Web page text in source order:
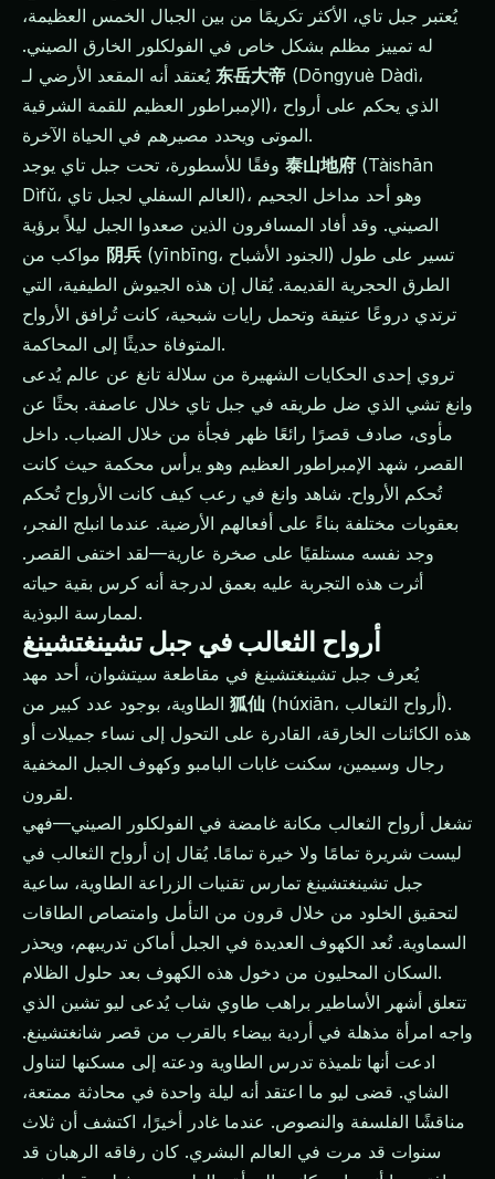
يُعتبر جبل تاي، الأكثر تكريمًا من بين الجبال الخمس العظيمة،
له تمييز مظلم بشكل خاص في الفولكلور الخارق الصيني.
يُعتقد أنه المقعد الأرضي لـ 东岳大帝 (Dōngyuè Dàdì،
الإمبراطور العظيم للقمة الشرقية)، الذي يحكم على أرواح
الموتى ويحدد مصيرهم في الحياة الآخرة.
泰山地府 (Tàishān
Dìfǔ، العالم السفلي لجبل تاي)، وهو أحد مداخل الجحيم
الصيني. وقد أفاد المسافرون الذين صعدوا الجبل ليلاً برؤية
阴兵 (yīnbīng، الجنود الأشباح) تسير على طول
الطرق الحجرية القديمة. يُقال إن هذه الجيوش الطيفية، التي
ترتدي دروعًا عتيقة وتحمل رايات شبحية، كانت تُرافق الأرواح
المتوفاة حديثًا إلى المحاكمة.
تروي إحدى الحكايات الشهيرة من سلالة تانغ عن عالم يُدعى
وانغ تشي الذي ضل طريقه في جبل تاي خلال عاصفة. بحثًا عن
مأوى، صادف قصرًا رائعًا ظهر فجأة من خلال الضباب. داخل
القصر، شهد الإمبراطور العظيم وهو يرأس محكمة حيث كانت
تُحكم الأرواح. شاهد وانغ في رعب كيف كانت الأرواح تُحكم
بعقوبات مختلفة بناءً على أفعالهم الأرضية. عندما انبلج الفجر،
وجد نفسه مستلقيًا على صخرة عارية—لقد اختفى القصر.
أثرت هذه التجربة عليه بعمق لدرجة أنه كرس بقية حياته
لممارسة البوذية.
أرواح الثعالب في جبل تشينغتشينغ
يُعرف جبل تشينغتشينغ في مقاطعة سيتشوان، أحد مهد
狐仙 (húxiān، أرواح الثعالب).
هذه الكائنات الخارقة، القادرة على التحول إلى نساء جميلات أو
رجال وسيمين، سكنت غابات البامبو وكهوف الجبل المخفية
لقرون.
تشغل أرواح الثعالب مكانة غامضة في الفولكلور الصيني—فهي
ليست شريرة تمامًا ولا خيرة تمامًا. يُقال إن أرواح الثعالب في
جبل تشينغتشينغ تمارس تقنيات الزراعة الطاوية، ساعية
لتحقيق الخلود من خلال قرون من التأمل وامتصاص الطاقات
السماوية. تُعد الكهوف العديدة في الجبل أماكن تدريبهم، ويحذر
السكان المحليون من دخول هذه الكهوف بعد حلول الظلام.
تتعلق أشهر الأساطير براهب طاوي شاب يُدعى ليو تشين الذي
واجه امرأة مذهلة في أردية بيضاء بالقرب من قصر شانغتشينغ.
ادعت أنها تلميذة تدرس الطاوية ودعته إلى مسكنها لتناول
الشاي. قضى ليو ما اعتقد أنه ليلة واحدة في محادثة ممتعة،
مناقشًا الفلسفة والنصوص. عندما غادر أخيرًا، اكتشف أن ثلاث
سنوات قد مرت في العالم البشري. كان رفاقه الرهبان قد